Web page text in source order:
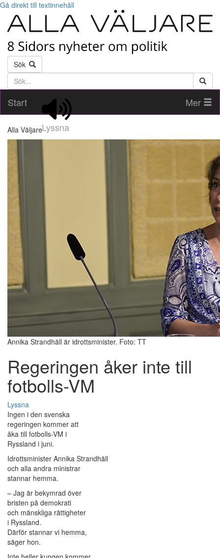
Gå direkt till textinnehåll
Sök
Söktext
Start
Lyssna
Mer
Alla Väljare
Annika Strandhäll är idrottsminister. Foto: TT
Regeringen åker inte till
fotbolls-VM
Lyssna
Ingen i den svenska
regeringen kommer att
åka till fotbolls-VM i
Ryssland i juni.
Idrottsminister Annika Strandhäll
och alla andra ministrar
stannar hemma.
– Jag är bekymrad över
bristen på demokrati
och mänskliga rättigheter
i Ryssland.
Därför stannar vi hemma,
säger hon.